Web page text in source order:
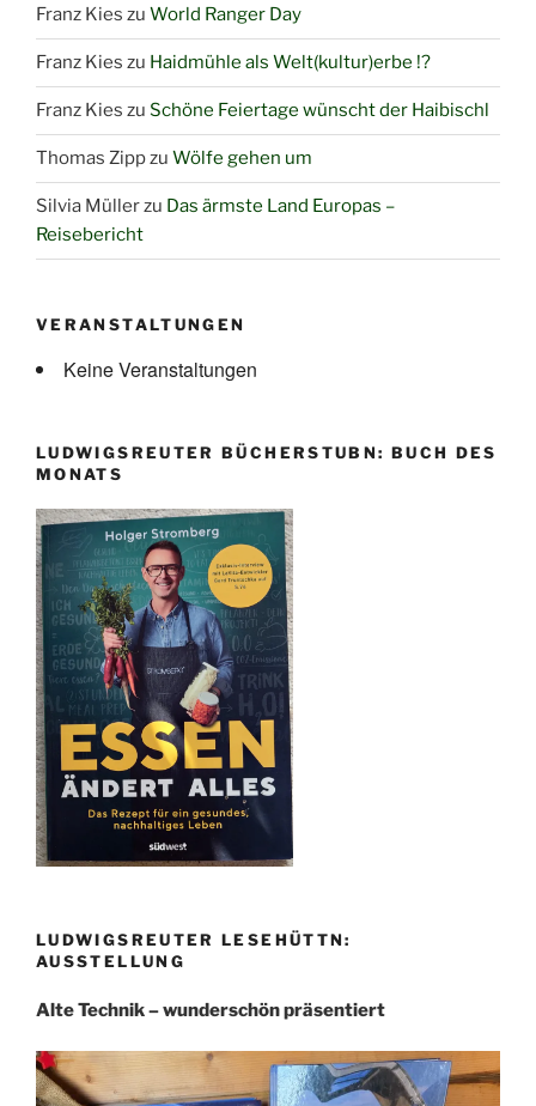
Franz Kies zu World Ranger Day
Franz Kies zu Haidmühle als Welt(kultur)erbe !?
Franz Kies zu Schöne Feiertage wünscht der Haibischl
Thomas Zippzu Wölfe gehen um
Silvia Müllerzu Das ärmste Land Europas –
Reisebericht
VERANSTALTUNGEN
Keine Veranstaltungen
LUDWIGSREUTER BÜCHERSTUBN: BUCH DES
MONATS
LUDWIGSREUTER LESEHÜTTN:
AUSSTELLUNG
Alte Technik – wunderschön präsentiert